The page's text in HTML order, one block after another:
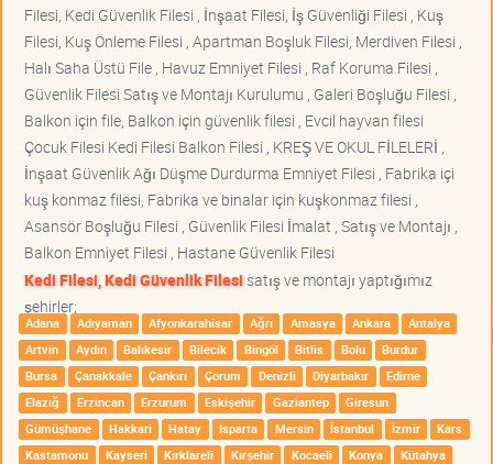
Filesi, Kedi Güvenlik Filesi , İnşaat Filesi, İş Güvenliği Filesi , Kuş
Filesi, Kuş Önleme Filesi , Apartman Boşluk Filesi, Merdiven Filesi ,
Halı Saha Üstü File , Havuz Emniyet Filesi , Raf Koruma Filesi ,
Güvenlik Filesi Satış ve Montajı Kurulumu , Galeri Boşluğu Filesi ,
Balkon için file, Balkon için güvenlik filesi , Evcil hayvan filesi
Çocuk Filesi Kedi Filesi Balkon Filesi , KREŞ VE OKUL FİLELERİ ,
İnşaat Güvenlik Ağı Düşme Durdurma Emniyet Filesi , Fabrika içi
kuş konmaz filesi, Fabrika ve binalar için kuşkonmaz filesi ,
Asansör Boşluğu Filesi , Güvenlik Filesi İmalat , Satış ve Montajı ,
Balkon Emniyet Filesi , Hastane Güvenlik Filesi
Kedi Filesi, Kedi Güvenlik Filesisatış ve montajı yaptığımız
şehirler;
Adana Adıyaman Afyonkarahisar Ağrı Amasya Ankara
Antalya
Artvin
Aydın Balıkesir Bilecik Bingöl Bitlis Bolu
Burdur
Bursa
Çanakkale Çankırı Çorum Denizli Diyarbakır
Edirne
Elazığ
Erzincan Erzurum Eskişehir Gaziantep
Giresun
Gümüşhane
Hakkari Hatay Isparta Mersin İstanbul İzmir
Kars
Kastamonu
Kayseri Kırklareli Kırşehir Kocaeli Konya
Kütahya